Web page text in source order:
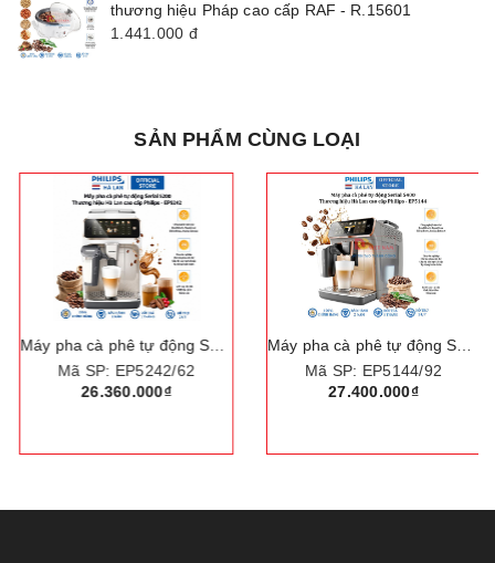
thương hiệu Pháp cao cấp RAF - R.15601
1.441.000 đ
SẢN PHẨM CÙNG LOẠI
Máy pha cà phê tự động Serial 5200 pha 12 loại đồ uống khác nhau. Thương hiệu Hà Lan cao cấp Philips - EP5242/62
Mã SP: EP5242/62
26.360.000₫
Máy pha cà phê tự động Serial 5400 LatteGo pha 12 loại đồ uống khác nhau. Thương hiệu Hà Lan cao cấp Philips - EP5144/72
Mã SP: EP5144/92
27.400.000₫